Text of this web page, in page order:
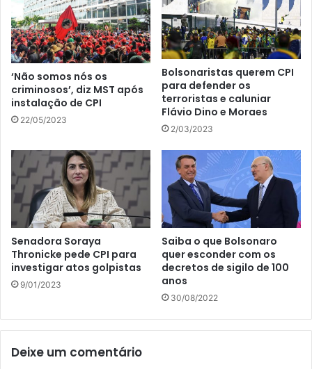
‘Não somos nós os
criminosos’, diz MST após
instalação de CPI
22/05/2023
Bolsonaristas querem CPI
para defender os
terroristas e caluniar
Flávio Dino e Moraes
2/03/2023
Senadora Soraya
Thronicke pede CPI para
investigar atos golpistas
9/01/2023
Saiba o que Bolsonaro
quer esconder com os
decretos de sigilo de 100
anos
30/08/2022
Deixe um comentário